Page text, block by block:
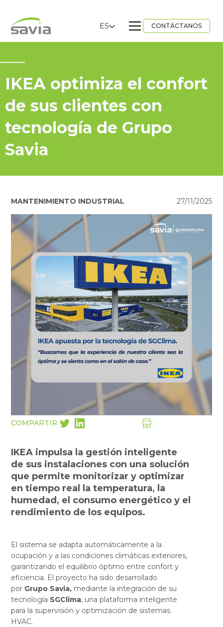
ES CONTÁCTANOS
IKEA optimiza el confort
de sus clientes con
tecnología de Grupo
Savia
MANTENIMIENTO INDUSTRIAL 27/11/2025
COMPARTIR
IKEA impulsa la gestión inteligente
de sus instalaciones con una solución
que permite monitorizar y optimizar
en tiempo real la temperatura, la
humedad, el consumo energético y el
rendimiento de los equipos.
El sistema se adapta automáticamente a la
ocupación y a las condiciones climáticas exteriores,
garantizando el equilibrio óptimo entre confort y
eficiencia. El proyecto ha sido desarrollado
por Grupo Savia, mediante la integración de su
tecnología SGClima, una plataforma inteligente
para la supervisión y optimización de sistemas
HVAC.